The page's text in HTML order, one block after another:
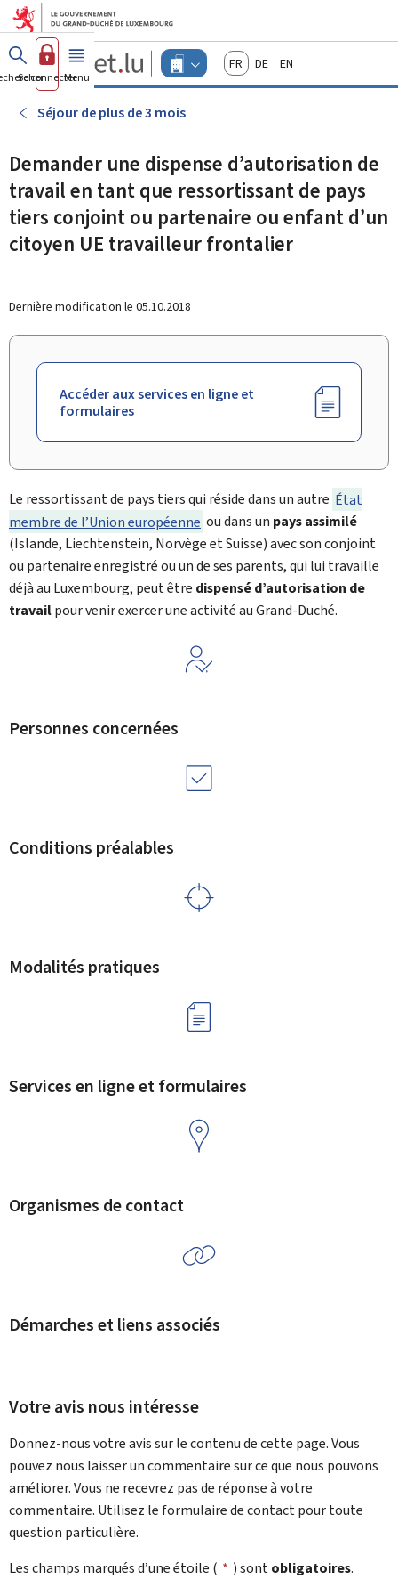
Aller au menu principal
Aller au contenu
Guichet.lu
Changer
d'espace
Menu
actif
FrançaisDeutschEnglish
Se connecterMenu principal
Séjour de plus de 3 mois
Demander une dispense d’autorisation de
travail en tant que ressortissant de pays
tiers conjoint ou partenaire ou enfant d’un
citoyen UE travailleur frontalier
Dernière modification le 05.10.2018
Accéder aux services en ligne et
formulaires
Le ressortissant de pays tiers qui réside dans un autre État
membre de l’Union européenne ou dans un pays assimilé
(Islande, Liechtenstein, Norvège et Suisse) avec son conjoint
ou partenaire enregistré ou un de ses parents, qui lui travaille
déjà au Luxembourg, peut être dispensé d’autorisation de
travailpour venir exercer une activité au Grand-Duché.
Personnes concernées
Conditions préalables
Modalités pratiques
Services en ligne et formulaires
Organismes de contact
Démarches et liens associés
Votre avis nous intéresse
Donnez-nous votre avis sur le contenu de cette page. Vous
pouvez nous laisser un commentaire sur ce que nous pouvons
améliorer. Vous ne recevrez pas de réponse à votre
commentaire. Utilisez le formulaire de contact pour toute
question particulière.
Les champs marqués d’une étoile ( * ) sontobligatoires.